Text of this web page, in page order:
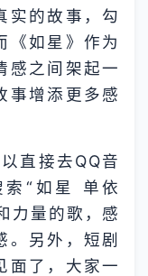
实的故事，勾
《如星》作为
感之间架起一
事增添更多感
直接去QQ音
“如星 单依
力量的歌，感
。另外，短剧
面了，大家一